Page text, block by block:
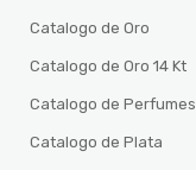
Catalogo de Oro
Catalogo de Oro 14 Kt
Catalogo de Perfumes
Catalogo de Plata